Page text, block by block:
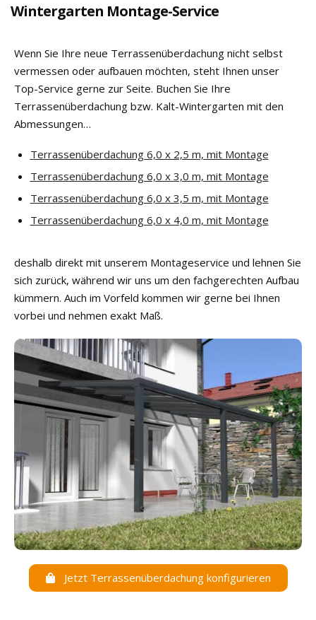
Wintergarten Montage-Service
Wenn Sie Ihre neue Terrassenüberdachung nicht selbst
vermessen oder aufbauen möchten, steht Ihnen unser
Top-Service gerne zur Seite. Buchen Sie Ihre
Terrassenüberdachung bzw. Kalt-Wintergarten mit den
Abmessungen…
Terrassenüberdachung 6,0 x 2,5 m, mit Montage
Terrassenüberdachung 6,0 x 3,0 m, mit Montage
Terrassenüberdachung 6,0 x 3,5 m, mit Montage
Terrassenüberdachung 6,0 x 4,0 m, mit Montage
deshalb direkt mit unserem Montageservice und lehnen Sie
sich zurück, während wir uns um den fachgerechten Aufbau
kümmern. Auch im Vorfeld kommen wir gerne bei Ihnen
vorbei und nehmen exakt Maß.
Jetzt Terrassenüberdachung konfigurieren